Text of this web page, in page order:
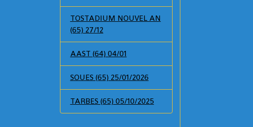
TOSTADIUM NOUVEL AN
(65) 27/12
AAST (64) 04/01
SOUES (65) 25/01/2026
TARBES (65) 05/10/2025